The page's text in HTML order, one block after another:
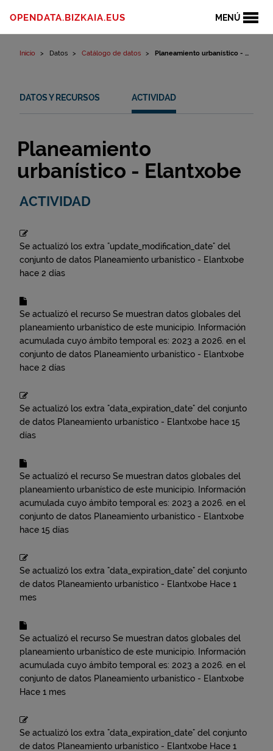
MENÚ
OPENDATA.BIZKAIA.EUS
Inicio Datos Catálogo de datos Planeamiento urbanístico - ...
DATOS Y RECURSOS ACTIVIDAD
Planeamiento
urbanístico - Elantxobe
ACTIVIDAD
Se actualizó los extra "update_modification_date" del
conjunto de datos Planeamiento urbanístico - Elantxobe
hace 2 días
Se actualizó el recurso Se muestran datos globales del
planeamiento urbanístico de este municipio. Información
acumulada cuyo ámbito temporal es: 2023 a 2026. en el
conjunto de datos Planeamiento urbanístico - Elantxobe
hace 2 días
Se actualizó los extra "data_expiration_date" del conjunto
de datos Planeamiento urbanístico - Elantxobe hace 15
días
Se actualizó el recurso Se muestran datos globales del
planeamiento urbanístico de este municipio. Información
acumulada cuyo ámbito temporal es: 2023 a 2026. en el
conjunto de datos Planeamiento urbanístico - Elantxobe
hace 15 días
Se actualizó los extra "data_expiration_date" del conjunto
de datos Planeamiento urbanístico - Elantxobe Hace 1
mes
Se actualizó el recurso Se muestran datos globales del
planeamiento urbanístico de este municipio. Información
acumulada cuyo ámbito temporal es: 2023 a 2026. en el
conjunto de datos Planeamiento urbanístico - Elantxobe
Hace 1 mes
Se actualizó los extra "data_expiration_date" del conjunto
de datos Planeamiento urbanístico - Elantxobe Hace 1